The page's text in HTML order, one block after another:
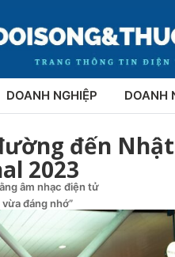
DOANH NGHIỆP DOANH
đến
2023
âm nhạc điện tử
đáng nhớ”